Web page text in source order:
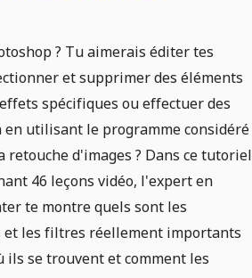
? Tu aimerais éditer tes
et supprimer des éléments
spécifiques ou effectuer des
en utilisant le programme considéré
retouche d'images ? Dans ce tutoriel
46 leçons vidéo, l'expert en
te montre quels sont les
et les filtres réellement importants
ils se trouvent et comment les